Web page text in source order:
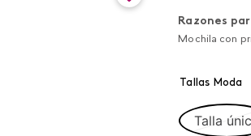
Razones
Mochila con
Tallas Moda
Talla